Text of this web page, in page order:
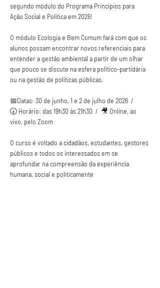
segundo módulo do Programa Princípios para
Ação Social e Política em 2026!
O módulo Ecologia e Bem Comum fará com que os
alunos possam encontrar novos referenciais para
entender a gestão ambiental a partir de um olhar
que pouco se discute na esfera político-partidária
ou na gestão de políticas públicas.
📅Datas: 30 de junho, 1 e 2 de julho de 2026  /
🕢 Horário: das 19h30 às 21h30  /  🎥 Online, ao
vivo, pelo Zoom
O curso é voltado a cidadãos, estudantes, gestores
públicos e todos os interessados em se
aprofundar na compreensão da experiência
humana, social e politicamente